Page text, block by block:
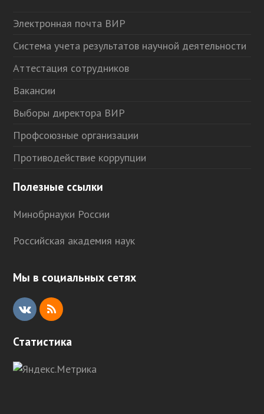
Электронная почта ВИР
Система учета результатов научной деятельности
Аттестация сотрудников
Вакансии
Выборы директора ВИР
Профсоюзные организации
Противодействие коррупции
Полезные ссылки
Минобрнауки России
Российская академия наук
Мы в социальных сетях
V
R
Статистика